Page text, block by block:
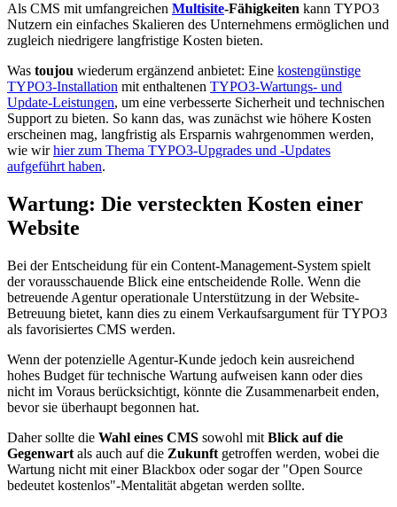
Als CMS mit umfangreichen Multisite-Fähigkeiten kann TYPO3
Nutzern ein einfaches Skalieren des Unternehmens ermöglichen und
zugleich niedrigere langfristige Kosten bieten.
Was toujou wiederum ergänzend anbietet: Eine kostengünstige
TYPO3-Installation mit enthaltenen TYPO3-Wartungs- und
Update-Leistungen, um eine verbesserte Sicherheit und technischen
Support zu bieten. So kann das, was zunächst wie höhere Kosten
erscheinen mag, langfristig als Ersparnis wahrgenommen werden,
wie wirhier zum Thema TYPO3-Upgrades und -Updates
aufgeführt haben.
Wartung: Die versteckten Kosten einer
Website
Bei der Entscheidung für ein Content-Management-System spielt
der vorausschauende Blick eine entscheidende Rolle. Wenn die
betreuende Agentur operationale Unterstützung in der Website-
Betreuung bietet, kann dies zu einem Verkaufsargument für TYPO3
als favorisiertes CMS werden.
Wenn der potenzielle Agentur-Kunde jedoch kein ausreichend
hohes Budget für technische Wartung aufweisen kann oder dies
nicht im Voraus berücksichtigt, könnte die Zusammenarbeit enden,
bevor sie überhaupt begonnen hat.
Daher sollte die Wahl eines CMS sowohl mit Blick auf die
Gegenwart als auch auf die Zukunft getroffen werden, wobei die
Wartung nicht mit einer Blackbox oder sogar der "Open Source
bedeutet kostenlos"-Mentalität abgetan werden sollte.